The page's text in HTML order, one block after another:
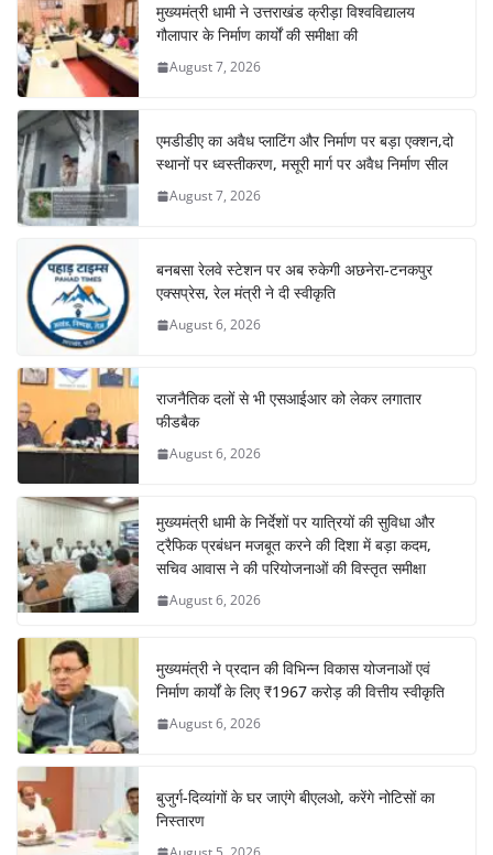
मुख्यमंत्री धामी ने उत्तराखंड क्रीड़ा विश्वविद्यालय
गौलापार के निर्माण कार्यों की समीक्षा की
August 7, 2026
एमडीडीए का अवैध प्लाटिंग और निर्माण पर बड़ा एक्शन,दो
स्थानों पर ध्वस्तीकरण, मसूरी मार्ग पर अवैध निर्माण सील
August 7, 2026
बनबसा रेलवे स्टेशन पर अब रुकेगी अछनेरा-टनकपुर
एक्सप्रेस, रेल मंत्री ने दी स्वीकृति
August 6, 2026
राजनैतिक दलों से भी एसआईआर को लेकर लगातार
फीडबैक
August 6, 2026
मुख्यमंत्री धामी के निर्देशों पर यात्रियों की सुविधा और
ट्रैफिक प्रबंधन मजबूत करने की दिशा में बड़ा कदम,
सचिव आवास ने की परियोजनाओं की विस्तृत समीक्षा
August 6, 2026
मुख्यमंत्री ने प्रदान की विभिन्न विकास योजनाओं एवं
निर्माण कार्यों के लिए ₹1967 करोड़ की वित्तीय स्वीकृति
August 6, 2026
बुजुर्ग-दिव्यांगों के घर जाएंगे बीएलओ, करेंगे नोटिसों का
निस्तारण